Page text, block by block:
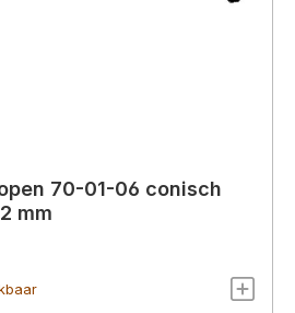
70-01-06 conisch
mm